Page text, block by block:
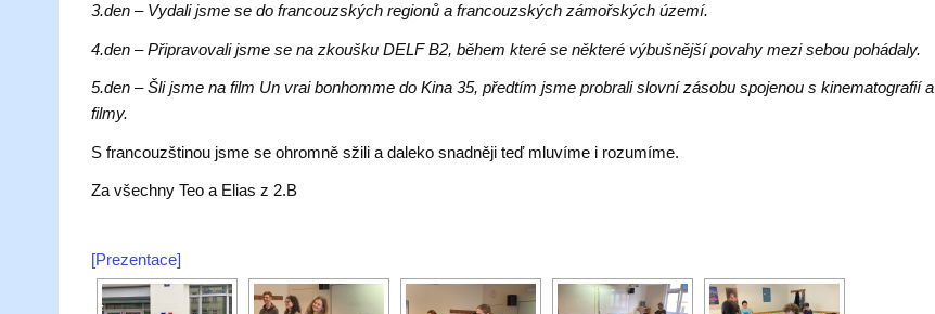
3.den – Vydali jsme se do francouzských regionů a francouzských zámořských území.
4.den – Připravovali jsme se na zkoušku DELF B2, během které se některé výbušnější povahy mezi sebou pohádaly.
5.den – Šli jsme na film Un vrai bonhomme do Kina 35, předtím jsme probrali slovní zásobu spojenou s kinematografií a
filmy.
S francouzštinou jsme se ohromně sžili a daleko snadněji teď mluvíme i rozumíme.
Za všechny Teo a Elias z 2.B
[Prezentace]